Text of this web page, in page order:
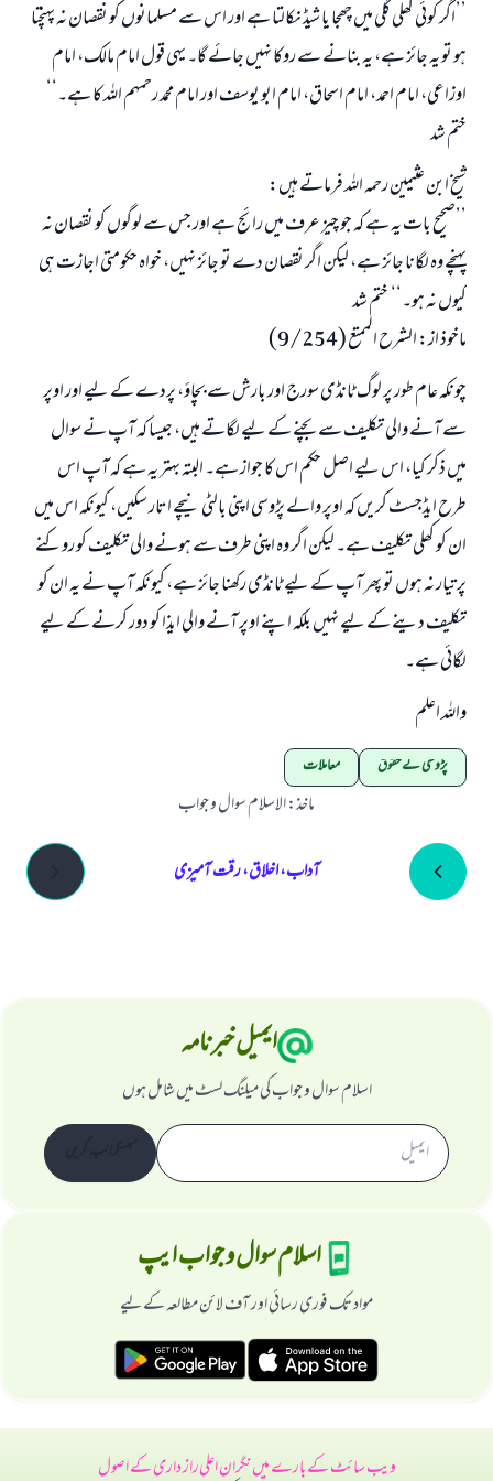
’’اگر کوئی کھلی گلی میں چھجا یا شیڈ نکالتا ہے اور اس سے مسلمانوں کو نقصان نہ پہنچتا
ہو تو یہ جائز ہے، یہ بنانے سے روکا نہیں جائے گا۔ یہی قول امام مالک، امام
اوزاعی، امام احمد، امام اسحاق، امام ابو یوسف اور امام محمد رحمہم اللہ کا ہے۔‘‘
ختم شد
شیخ ابن عثیمین رحمہ اللہ فرماتے ہیں:
’’صحیح بات یہ ہے کہ جو چیز عرف میں رائج ہے اور جس سے لوگوں کو نقصان نہ
پہنچے وہ لگانا جائز ہے، لیکن اگر نقصان دے تو جائز نہیں، خواہ حکومتی اجازت ہی
کیوں نہ ہو۔‘‘ ختم شد
ماخوذ از: الشرح الممتع (9/254)
چونکہ عام طور پر لوگ ٹانڈی سورج اور بارش سے بچاؤ، پردے کے لیے اور اوپر
سے آنے والی تکلیف سے بچنے کے لیے لگاتے ہیں، جیسا کہ آپ نے سوال
میں ذکر کیا، اس لیے اصل حکم اس کا جواز ہے۔ البتہ بہتر یہ ہے کہ آپ اس
طرح ایڈجسٹ کریں کہ اوپر والے پڑوسی اپنی بالٹی نیچے اتار سکیں، کیونکہ اس میں
ان کو کھلی تکلیف ہے۔ لیکن اگر وہ اپنی طرف سے ہونے والی تکلیف کو روکنے
پر تیار نہ ہوں تو پھر آپ کے لیے ٹانڈی رکھنا جائز ہے، کیونکہ آپ نے یہ ان کو
تکلیف دینے کے لیے نہیں بلکہ اپنے اوپر آنے والی ایذا کو دور کرنے کے لیے
لگائی ہے۔
واللہ اعلم
پڑوسی کے حقوق معاملات
ماخذ:الاسلام سوال و جواب
آداب، اخلاق، رقت آمیزی
ایمیل خبرنامہ
اسلام سوال و جواب کی میلنگ لسٹ میں شامل ہوں
اسلام سوال و جواب ایپ
مواد تک فوری رسائی اور آف لائن مطالعہ کے لیے
ویب سائٹ کے بارے میںنگران اعلیراز داری کے اصول